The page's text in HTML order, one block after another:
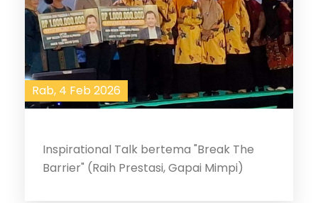
Rab, 4 Feb 2026
Inspirational Talk bertema "Break The
Barrier" (Raih Prestasi, Gapai Mimpi)